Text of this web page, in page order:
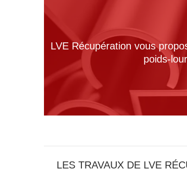
LVE Récupération vous
poids-
LES TRAVAUX DE LVE